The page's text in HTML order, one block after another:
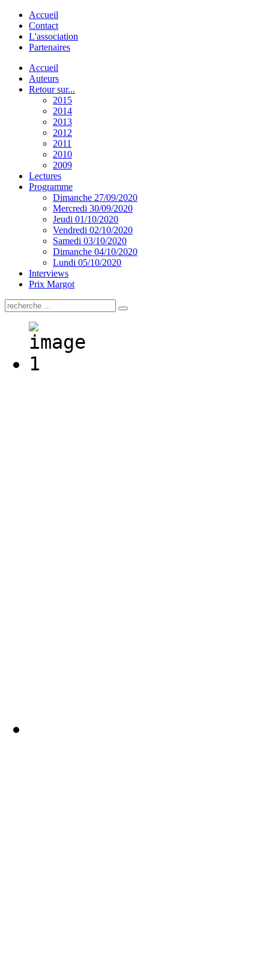
Accueil
Contact
L'association
Partenaires
Accueil
Auteurs
Retour sur...
2015
2014
2013
2012
2011
2010
2009
Lectures
Programme
Dimanche 27/09/2020
Mercredi 30/09/2020
Jeudi 01/10/2020
Vendredi 02/10/2020
Samedi 03/10/2020
Dimanche 04/10/2020
Lundi 05/10/2020
Interviews
Prix Margot